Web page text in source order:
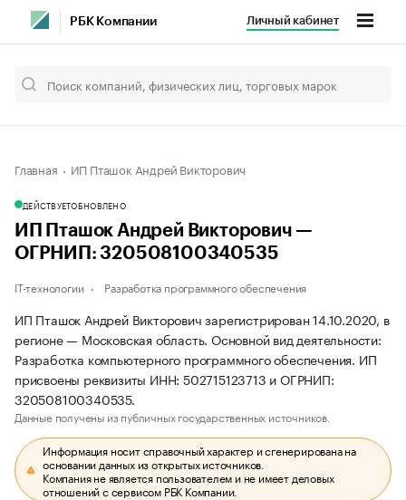
РБК Компании Личный кабинет
Главная ИП Пташок Андрей Викторович
ДЕЙСТВУЕТОБНОВЛЕНО
ИП Пташок Андрей Викторович —
ОГРНИП: 320508100340535
IT-технологии Разработка программного обеспечения
ИП Пташок Андрей Викторович зарегистрирован 14.10.2020, в
регионе — Московская область. Основной вид деятельности:
Разработка компьютерного программного обеспечения. ИП
присвоены реквизиты ИНН: 502715123713 и ОГРНИП:
320508100340535.
Данные получены из публичных государственных источников.
Информация носит справочный характер и сгенерирована на
основании данных из открытых источников.
Компания не является пользователем и не имеет деловых
отношений с сервисом РБК Компании.